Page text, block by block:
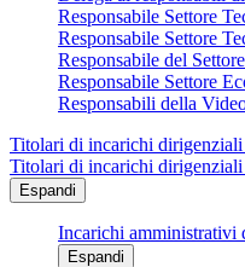
Responsabile Settore
Responsabile Settore
Responsabile del
Responsabile Settore
Responsabili della
Titolari di incarichi
Titolari di incarichi
Espandi
Incarichi amministrativi
Espandi